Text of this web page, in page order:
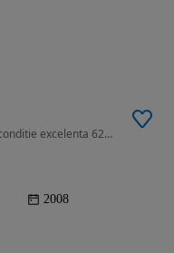
1364 cm3 • 90 CP • Astra classic 2008, in conditie excelenta 62000km
2008